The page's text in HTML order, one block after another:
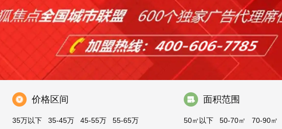
价格区间
35万以下 35-45万 45-55万
55-65万
面积范围
50㎡以下 50-70㎡
70-90㎡